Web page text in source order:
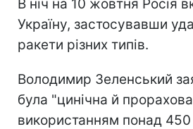
В ніч на 10 жовтня Росія
Україну, застосувавши
ракети різних типів.
Володимир Зеленський
була "цинічна й
використанням понад 450